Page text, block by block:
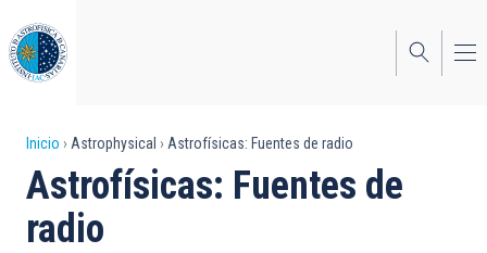
al
contenido
principal
Sobrescribir
enlaces
de
Inicio Astrophysical Astrofísicas: Fuentes de radio
Astrofísicas: Fuentes de
radio